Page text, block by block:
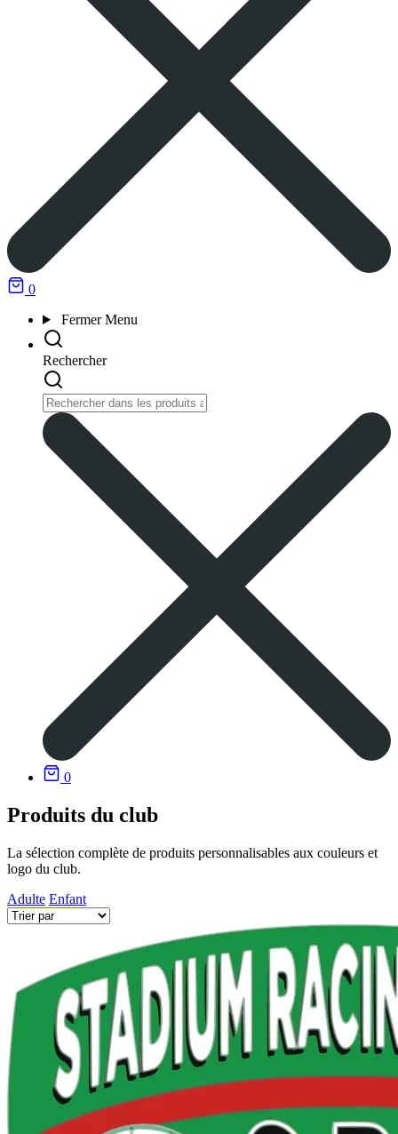
0
Fermer Menu
Rechercher
0
Produits du club
La sélection complète de produits personnalisables aux couleurs et
logo du club.
Adulte Enfant